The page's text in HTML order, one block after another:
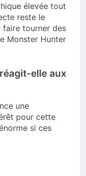
élevée tout
reste le
faire tourner des
Monster Hunter
elle aux
une
pour cette
si ces